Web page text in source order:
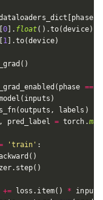
phase]
0] . float( ) .to(device)
1] .to(device)
( )
( phase ==
( inputs )
(outputs , labels )
, pred_label = torch .max
'train' :
( )
. step( )
+= loss . item( ) * inputs